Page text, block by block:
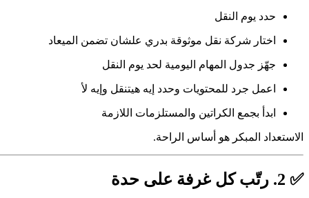
حدد يوم النقل
اختار شركة نقل موثوقة بدري علشان تضمن الميعاد
جهّز جدول المهام اليومية لحد يوم النقل
اعمل جرد للمحتويات وحدد إيه هيتنقل وإيه لأ
ابدأ بجمع الكراتين والمستلزمات اللازمة
الاستعداد المبكر هو أساس الراحة.
✅ 2. رتّب كل غرفة على حدة